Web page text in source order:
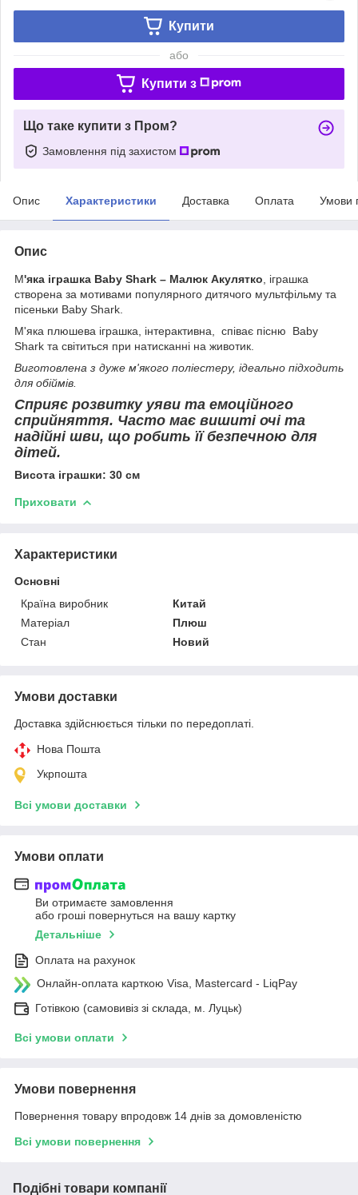
Купити
або
Купити з
Що таке купити з Пром?
Замовлення під захистом
Опис Характеристики Доставка Оплата Умови
Опис
М'яка іграшка Baby Shark – Малюк Акулятко , іграшка
створена за мотивами популярного дитячого мультфільму та
пісеньки Baby Shark.
М'яка плюшева іграшка, інтерактивна, співає пісню Baby
Shark та світиться при натисканні на животик.
Виготовлена з дуже м'якого поліестеру, ідеально підходить
для обіймів.
Сприяє розвитку уяви та емоційного
сприйняття. Часто має вишиті очі та
надійні шви, що робить її безпечною для
дітей.
Висота іграшки: 30 см
Приховати
Характеристики
Основні
Країна виробник
Китай
Матеріал
Плюш
Стан
Новий
Умови доставки
Доставка здійснюється тільки по передоплаті.
Нова Пошта
Укрпошта
Всі умови доставки
Умови оплати
Ви отримаєте замовлення
або гроші повернуться на вашу картку
Детальніше
Оплата на рахунок
Онлайн-оплата карткою Visa, Mastercard - LiqPay
Готівкою (самовивіз зі склада, м. Луцьк)
Всі умови оплати
Умови повернення
Повернення товару впродовж 14 днів за домовленістю
Всі умови повернення
Подібні товари компанії